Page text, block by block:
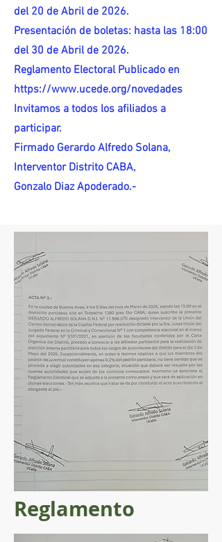
del 20 de Abril de 2026.
Presentación de boletas: hasta las 18:00
del 30 de Abril de 2026.
Reglamento Electoral Publicado en
https://www.ucede.org/novedades
Invitamos a todos los afiliados a
participar.
Firmado Gerardo Alfredo Solana,
Interventor Distrito CABA,
Gonzalo Diaz Apoderado.-
Reglamento